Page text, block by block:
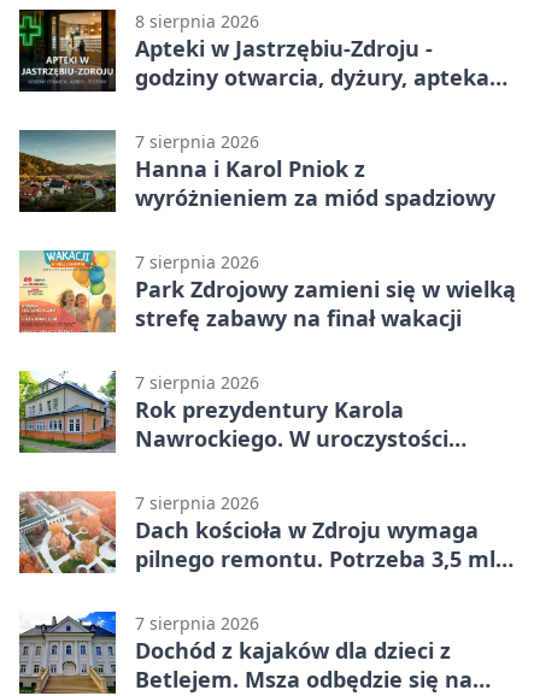
8 sierpnia 2026
Apteki w Jastrzębiu-Zdroju -
godziny otwarcia, dyżury, apteka
7 sierpnia 2026
Hanna i Karol Pniok z
wyróżnieniem za miód spadziowy
7 sierpnia 2026
Park Zdrojowy zamieni się w wielką
strefę zabawy na finał wakacji
7 sierpnia 2026
Rok prezydentury Karola
Nawrockiego. W uroczystości
7 sierpnia 2026
Dach kościoła w Zdroju wymaga
pilnego remontu. Potrzeba 3,5 mln
7 sierpnia 2026
Dochód z kajaków dla dzieci z
Betlejem. Msza odbędzie się na